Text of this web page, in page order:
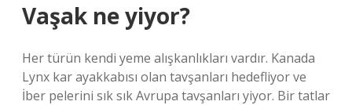
Vaşak ne yiyor?
Her türün kendi yeme alışkanlıkları vardır. Kanada
Lynx kar ayakkabısı olan tavşanları hedefliyor ve
İber pelerini sık sık Avrupa tavşanları yiyor. Bir tatlar